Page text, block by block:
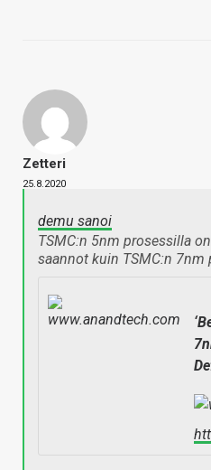
Zetteri
25.8.2020
demu sanoi
TSMC:n 5nm prosessilla
saannot kuin TSMC:n 7nm